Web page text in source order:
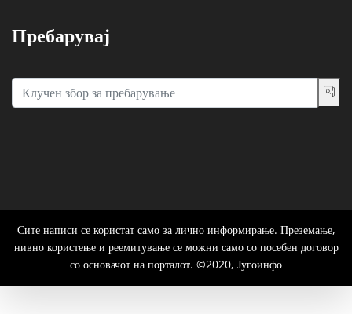
Пребарувај
Сите написи се користат само за лично информирање. Преземање,
нивно користење и реемитување се можни само со посебен договор
со основачот на порталот. ©2020, Југоинфо